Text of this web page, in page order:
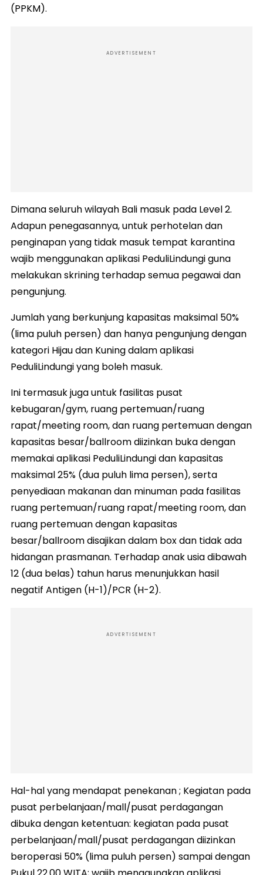
(PPKM).
ADVERTISEMENT
Dimana seluruh wilayah Bali masuk pada Level 2.
Adapun penegasannya, untuk perhotelan dan
penginapan yang tidak masuk tempat karantina
wajib menggunakan aplikasi PeduliLindungi guna
melakukan skrining terhadap semua pegawai dan
pengunjung.
Jumlah yang berkunjung kapasitas maksimal 50%
(lima puluh persen) dan hanya pengunjung dengan
kategori Hijau dan Kuning dalam aplikasi
PeduliLindungi yang boleh masuk.
Ini termasuk juga untuk fasilitas pusat
kebugaran/gym, ruang pertemuan/ruang
rapat/meeting room, dan ruang pertemuan dengan
kapasitas besar/ballroom diizinkan buka dengan
memakai aplikasi PeduliLindungi dan kapasitas
maksimal 25% (dua puluh lima persen), serta
penyediaan makanan dan minuman pada fasilitas
ruang pertemuan/ruang rapat/meeting room, dan
ruang pertemuan dengan kapasitas
besar/ballroom disajikan dalam box dan tidak ada
hidangan prasmanan. Terhadap anak usia dibawah
12 (dua belas) tahun harus menunjukkan hasil
negatif Antigen (H-1)/PCR (H-2).
ADVERTISEMENT
Hal-hal yang mendapat penekanan ; Kegiatan pada
pusat perbelanjaan/mall/pusat perdagangan
dibuka dengan ketentuan: kegiatan pada pusat
perbelanjaan/mall/pusat perdagangan diizinkan
beroperasi 50% (lima puluh persen) sampai dengan